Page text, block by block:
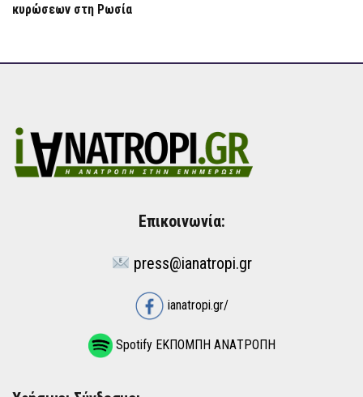
κυρώσεων στη Ρωσία
Επικοινωνία:
press@ianatropi.gr
ianatropi.gr/
Spotify ΕΚΠΟΜΠΗ ΑΝΑΤΡΟΠΗ